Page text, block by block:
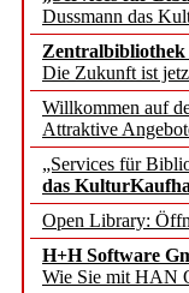
Dussmann das
Zentralbibliothek
Die Zukunft ist
Willkommen auf
Attraktive
„Services für
das
Open Library:
H+H Software
Wie Sie mit HAN
Mohr
und